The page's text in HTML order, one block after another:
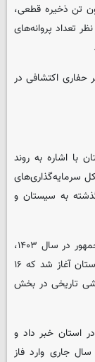
گواهی کشف و ثبت حدود ۱۴۵ میلیون تن ذخیره قطعی،
تعداد پروانه‌های
گذشته بیش از ۱۴۴ هزار متر حفاری اکتشافی در
با اشاره به روند
خاطرنشان کرد: ۷۰ درصد از کل سرمایه‌گذاری‌های
به سیستان و
وی افزود: پس از امضای تفاهم‌نامه‌های سفر رئیس‌جمهور در سال ۱۴۰۳،
سرمایه‌گذاری ۲۵۷ همتی در حوزه صنعت و معدن استان آغاز شد که ۱۶
تاریخی در بخش
استان خبر داد و
جاری وارد فاز